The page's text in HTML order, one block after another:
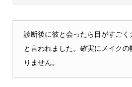
診断後に彼と会ったら目がすごく
と言われました。確実にメイク
りません。